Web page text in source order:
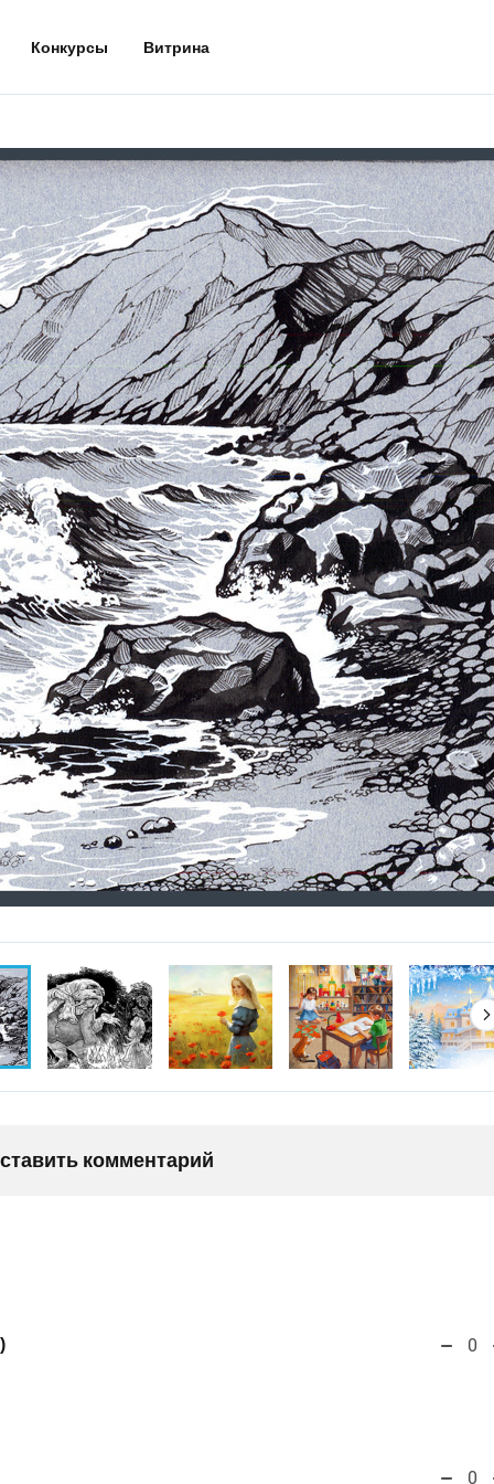
Конкурсы Витрина
комментарий
0
0